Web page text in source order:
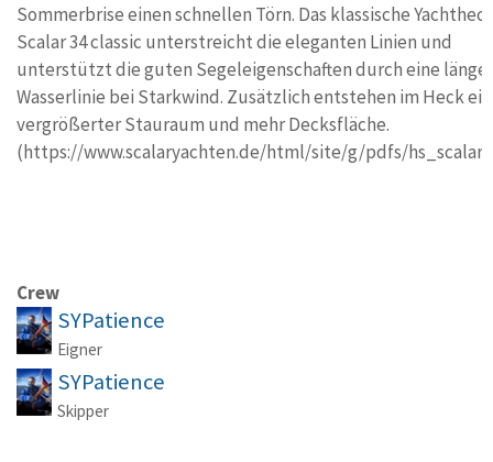
Sommerbrise einen schnellen Törn. Das klassische
Scalar 34 classic unterstreicht die eleganten Linien und
unterstützt die guten Segeleigenschaften durch eine
Wasserlinie bei Starkwind. Zusätzlich entstehen im Heck ein
vergrößerter Stauraum und mehr Decksfläche.
(https://www.scalaryachten.de/html/site/g/pdfs/
Crew
SYPatience
Eigner
SYPatience
Skipper